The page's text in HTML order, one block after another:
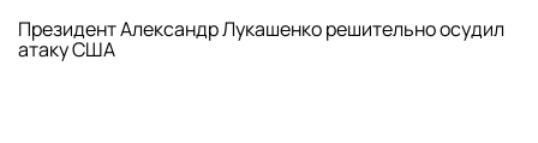
Президент Александр Лукашенко решительно осудил
атаку США